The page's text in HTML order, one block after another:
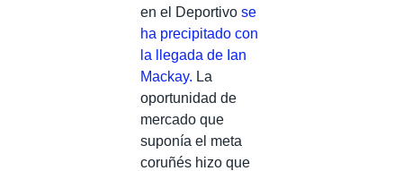
en el Deportivo se
ha precipitado con
la llegada de Ian
Mackay. La
oportunidad de
mercado que
suponía el meta
coruñés hizo que